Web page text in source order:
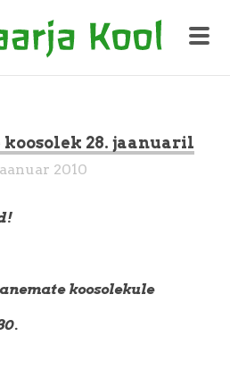
28. jaanuaril
2010
koosolekule